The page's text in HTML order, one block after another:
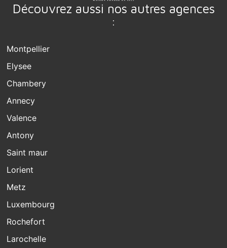
Découvrez aussi nos autres agences
:
Montpellier
Elysee
Chambery
Annecy
Valence
Antony
Saint maur
Lorient
Metz
Luxembourg
Rochefort
Larochelle